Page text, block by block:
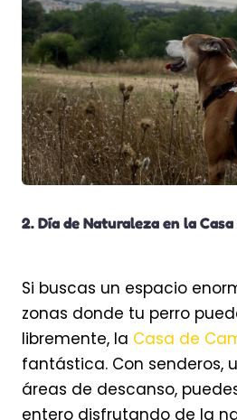
2. Día de Naturaleza en la Casa
Si buscas un espacio
zonas donde tu perro
libremente, la Casa de
fantástica. Con senderos,
áreas de descanso,
entero disfrutando de la